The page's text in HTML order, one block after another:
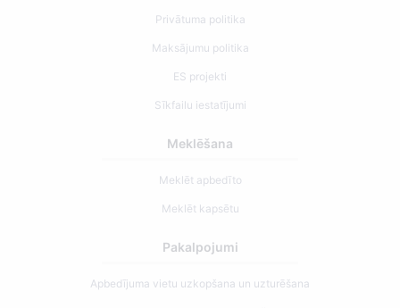
Privātuma politika
Maksājumu politika
ES projekti
Sīkfailu iestatījumi
Meklēšana
Meklēt apbedīto
Meklēt kapsētu
Pakalpojumi
Apbedījuma vietu uzkopšana un uzturēšana